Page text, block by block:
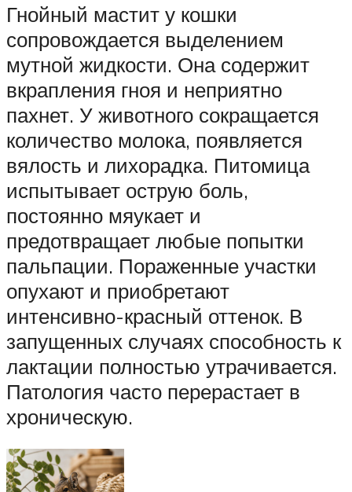
Гнойный мастит у кошки
сопровождается выделением
мутной жидкости. Она содержит
вкрапления гноя и неприятно
пахнет. У животного сокращается
количество молока, появляется
вялость и лихорадка. Питомица
испытывает острую боль,
постоянно мяукает и
предотвращает любые попытки
пальпации. Пораженные участки
опухают и приобретают
интенсивно-красный оттенок. В
запущенных случаях способность к
лактации полностью утрачивается.
Патология часто перерастает в
хроническую.